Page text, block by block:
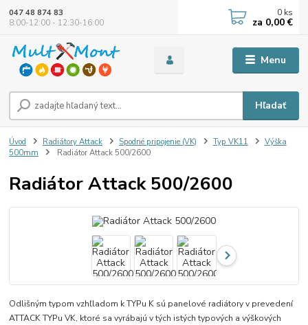
Menu
Hľadať
047 48 874 83
8:00-12:00 - 12:30-16:00
0 ks
za 0,00 €
Úvod Radiátory Attack Spodné pripojenie (VK) Typ VK11
Výška
500mm
Radiátor Attack 500/2600
Radiátor Attack 500/2600
Odlišným typom vzhľladom k TYPu K sú panelové radiátory v prevedení
ATTACK TYPu VK, ktoré sa vyrábajú v tých istých typových a výškových